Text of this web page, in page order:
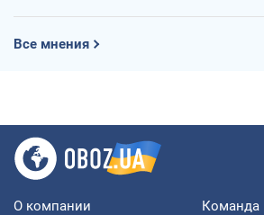
Все мнения
О компании Команда